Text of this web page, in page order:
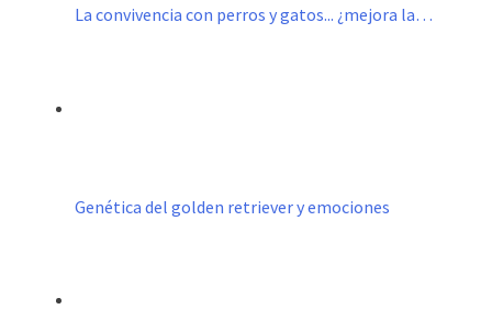
La convivencia con perros y gatos... ¿mejora la…
Genética del golden retriever y emociones